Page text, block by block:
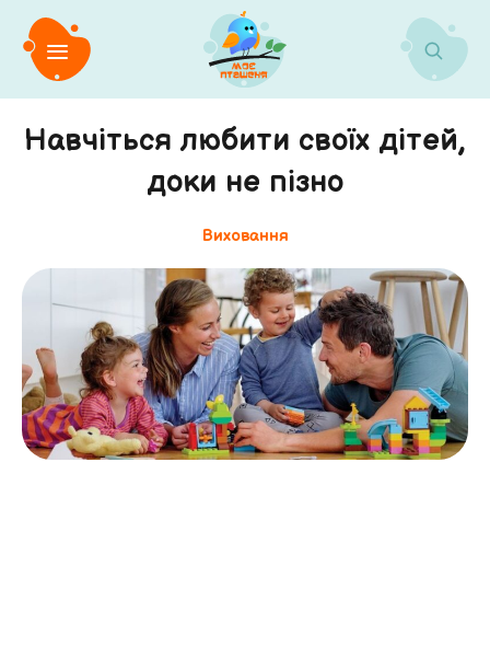
Навчіться любити своїх дітей,
доки не пізно
Виховання